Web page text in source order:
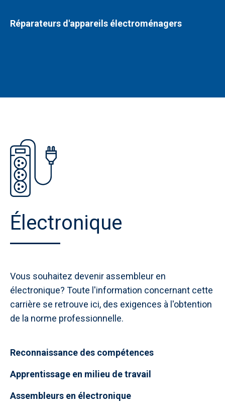
Réparateurs d'appareils électroménagers
Électronique
Vous souhaitez devenir assembleur en
électronique? Toute l'information concernant cette
carrière se retrouve ici, des exigences à l'obtention
de la norme professionnelle.
Reconnaissance des compétences
Apprentissage en milieu de travail
Assembleurs en électronique